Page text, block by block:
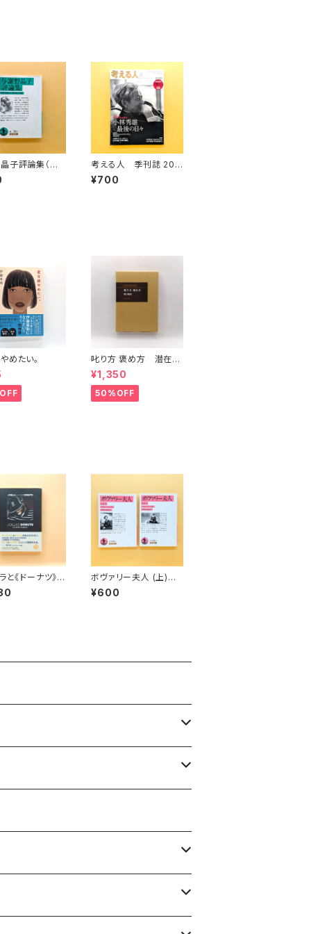
子評論集（岩
考える人 季刊誌 201
3年 春号 No.44 小
林秀雄 最後の日々
¥700
めたい。
叱り方 褒め方 潜在意
識教育法叢書
¥1,350
50%OFF
と《ドーナツ》の
命
ボヴァリー夫人 (上)
(下)（岩波文庫）
¥600